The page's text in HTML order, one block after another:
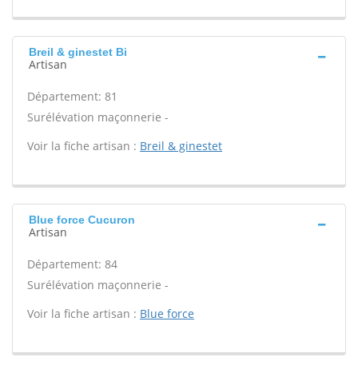
Breil & ginestet Bi
Artisan
Département: 81
Surélévation maçonnerie -
Voir la fiche artisan : Breil & ginestet
Blue force Cucuron
Artisan
Département: 84
Surélévation maçonnerie -
Voir la fiche artisan : Blue force